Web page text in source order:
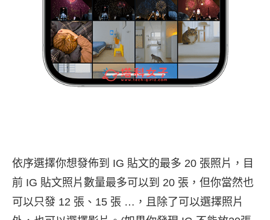
依序選擇你想發佈到 IG 貼文的最多 20 張照片，目
前 IG 貼文照片數量最多可以到 20 張，但你當然也
可以只發 12 張、15 張 …，且除了可以選擇照片